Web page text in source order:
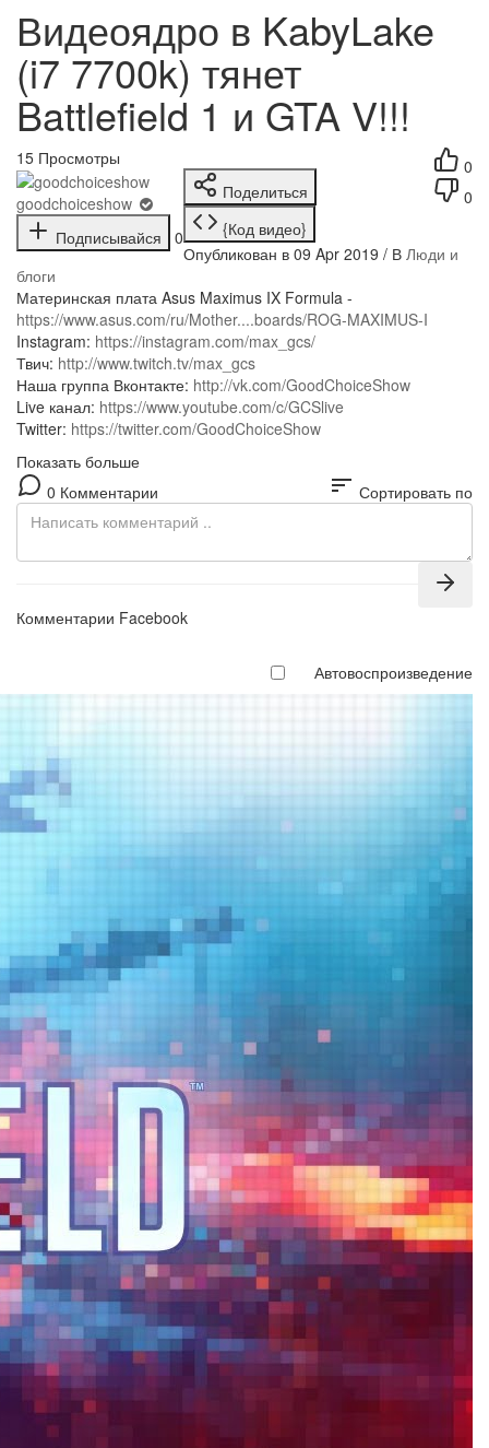
Видеоядро в KabyLake
(i7 7700k) тянет
Battlefield 1 и GTA V!!!
0
0
15 Просмотры
goodchoiceshow
Подписывайся
0
Поделиться
{Код видео}
Опубликован в 09 Apr 2019 / В Люди и
блоги
Материнская плата Asus Maximus IX Formula -
https://www.asus.com/ru/Mother....boards/ROG-MAXIMUS-I
Instagram: https://instagram.com/max_gcs/
Твич: http://www.twitch.tv/max_gcs
Наша группа Вконтакте: http://vk.com/GoodChoiceShow
Live канал: https://www.youtube.com/c/GCSlive
Twitter: https://twitter.com/GoodChoiceShow
Показать больше
0 Комментарии
sort Сортировать по
Комментарии Facebook
Автовоспроизведение